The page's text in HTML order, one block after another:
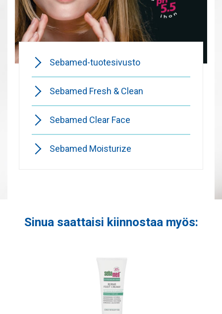
Sebamed-tuotesivusto
Sebamed Fresh & Clean
Sebamed Clear Face
Sebamed Moisturize
Sinua saattaisi kiinnostaa myös: